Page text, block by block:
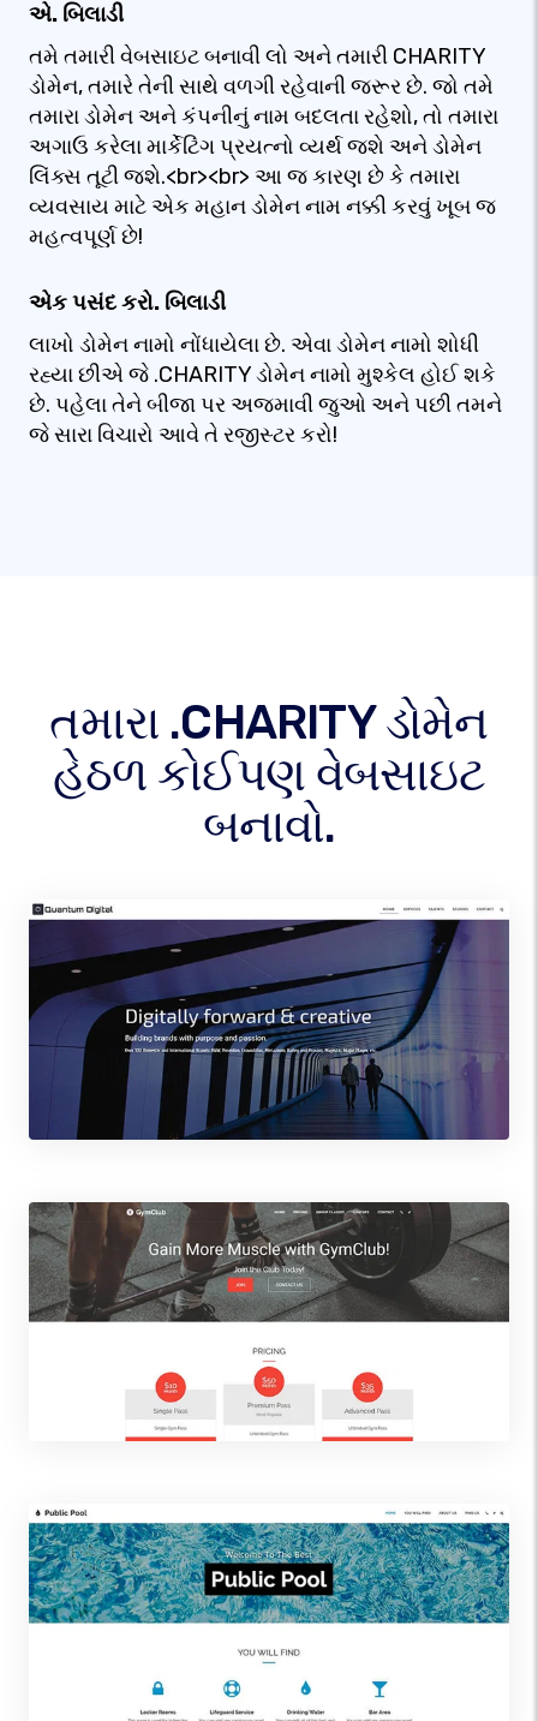
એ. બિલાડી
તમે તમારી વેબસાઇટ બનાવી લો અને તમારી CHARITY
ડોમેન, તમારે તેની સાથે વળગી રહેવાની જરૂર છે. જો તમે
તમારા ડોમેન અને કંપનીનું નામ બદલતા રહેશો, તો તમારા
અગાઉ કરેલા માર્કેટિંગ પ્રયત્નો વ્યર્થ જશે અને ડોમેન
લિંક્સ તૂટી જશે.<br><br> આ જ કારણ છે કે તમારા
વ્યવસાય માટે એક મહાન ડોમેન નામ નક્કી કરવું ખૂબ જ
મહત્વપૂર્ણ છે!
એક પસંદ કરો. બિલાડી
લાખો ડોમેન નામો નોંધાયેલા છે. એવા ડોમેન નામો શોધી
રહ્યા છીએ જે .CHARITY ડોમેન નામો મુશ્કેલ હોઈ શકે
છે. પહેલા તેને બીજા પર અજમાવી જુઓ અને પછી તમને
જે સારા વિચારો આવે તે રજીસ્ટર કરો!
તમારા .CHARITY ડોમેન
હેઠળ કોઈપણ વેબસાઇટ
બનાવો.